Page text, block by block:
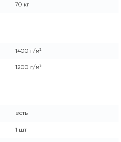
70 кг
1400 г/м²
1200 г/м²
есть
1 шт